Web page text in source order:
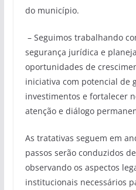
do município.
– Seguimos trabalhando
segurança jurídica e
oportunidades de
iniciativa com potencial de
investimentos e fortalecer
atenção e diálogo
As tratativas seguem em
passos serão conduzidos
observando os aspectos
institucionais necessários